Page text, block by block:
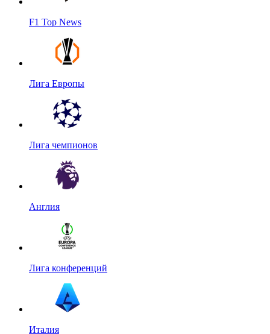
F1 Top News
Лига Европы
Лига чемпионов
Англия
Лига конференций
Италия